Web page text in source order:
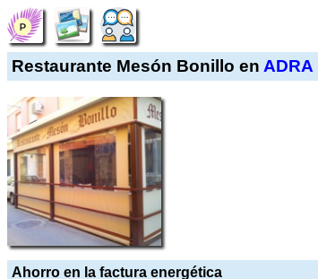
Restaurante Mesón Bonillo en ADRA
Ahorro en la factura energética